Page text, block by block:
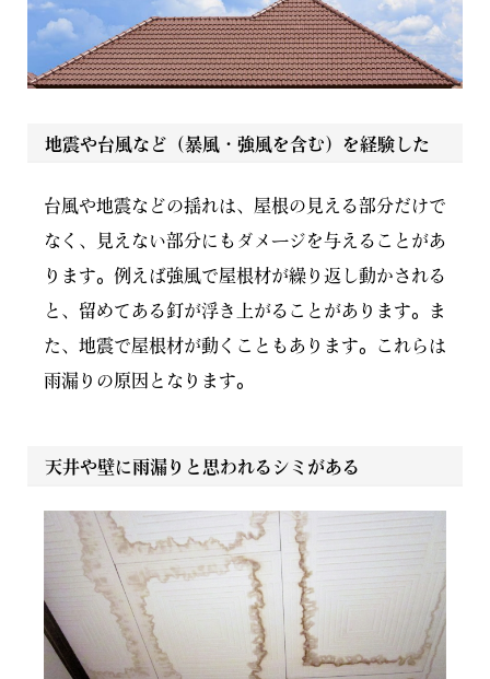
地震や台風など（暴風・強風を含む）を経験した
台風や地震などの揺れは、屋根の見える部分だけで
なく、見えない部分にもダメージを与えることがあ
ります。例えば強風で屋根材が繰り返し動かされる
と、留めてある釘が浮き上がることがあります。ま
た、地震で屋根材が動くこともあります。これらは
雨漏りの原因となります。
天井や壁に雨漏りと思われるシミがある